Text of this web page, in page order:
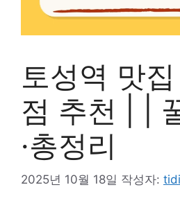
토성역 맛
점 추천 | |
·총정리
2025년 10월 18일 작성자: